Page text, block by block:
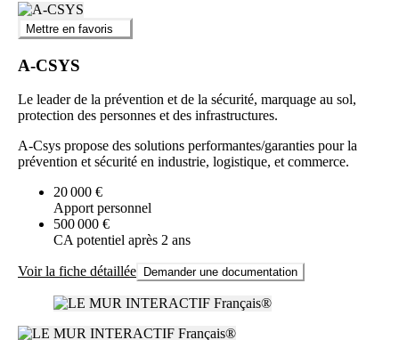
Mettre en favoris
A-CSYS
Le leader de la prévention et de la sécurité, marquage au sol,
protection des personnes et des infrastructures.
A-Csys propose des solutions performantes/garanties pour la
prévention et sécurité en industrie, logistique, et commerce.
20 000 €
Apport personnel
500 000 €
CA potentiel après 2 ans
Voir la fiche détaillée Demander une documentation